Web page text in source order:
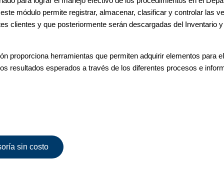
módulo permite registrar, almacenar, clasificar y controlar las
clientes y que posteriormente serán descargadas del Inventario
proporciona herramientas que permiten adquirir elementos para
resultados esperados a través de los diferentes procesos e
sin costo